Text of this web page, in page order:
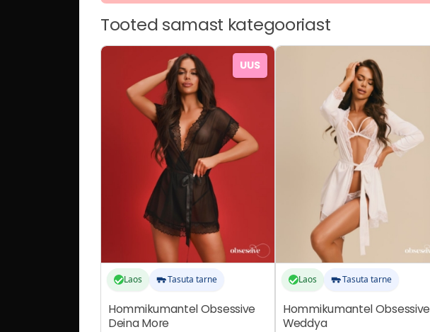
Tooted samast kategooriast
UUS
Laos Tasuta tarne
Hommikumantel Obsessive
Deina More
Sellel
tootelehel.
Laos Tasuta tarne
Hommikumantel Obsessive
Weddya
Sellel
tootelehel.